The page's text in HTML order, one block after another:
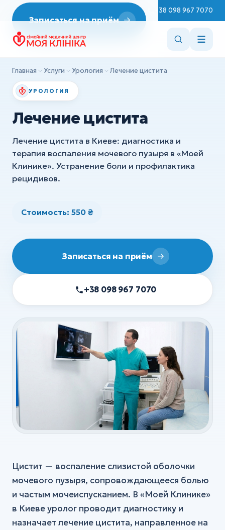
+38 098 967 7070
Неврология
Врач терапевт
Эндокринология
Стоматология
Консультации врачей
Сестринские манипуляции
ДИАГНОСТИКА
ЭКГ
Хирургия
Флебология
Анестезия
Все услуги
ДИАГНОСТИКА
Эндоскопия
УЗИ
ХИРУРГИЯ
Детская хирургия
Ортопедия и травматология
Все услуги
Записаться на приём
Главная Услуги Урология Лечение цистита
УРОЛОГИЯ
Лечение цистита
Лечение цистита в Киеве: диагностика и
терапия воспаления мочевого пузыря в «Моей
Клинике». Устранение боли и профилактика
рецидивов.
Стоимость: 550 ₴
Записаться на приём
+38 098 967 7070
Цистит — воспаление слизистой оболочки
мочевого пузыря, сопровождающееся болью
и частым мочеиспусканием. В «Моей Клинике»
в Киеве уролог проводит диагностику и
назначает лечение цистита, направленное на